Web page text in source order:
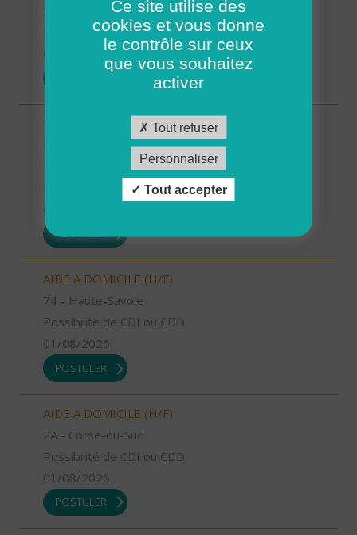
Possibilité de CDI ou CDD
01/08/2026
TECHNICIEN D’INTERVENTION SOCIALE ET
FAMILIALE (H/F)
Possibilité de CDI ou CDD
POSTULER
AIDE A DOMICILE (H/F)
74 - Haute-Savoie
Possibilité de CDI ou CDD
01/08/2026
POSTULER
AIDE A DOMICILE (H/F)
2A - Corse-du-Sud
Possibilité de CDI ou CDD
01/08/2026
POSTULER
Ce site utilise des
cookies et vous donne
le contrôle sur ceux
que vous souhaitez
activer
Tout refuser
Personnaliser
Tout accepter